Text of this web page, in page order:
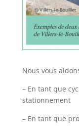
Nous vous
– En tant que
stationnement
– En tant que